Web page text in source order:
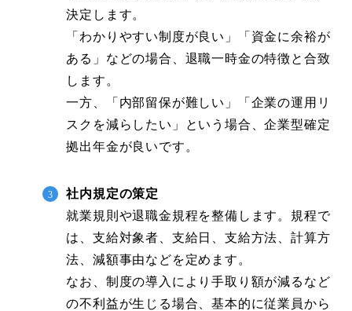
決定します。
「わかりやすい制度が良い」「資金に余裕が
ある」などの場合、退職一時金の特徴と合致
します。
一方、「内部留保が難しい」「企業の運用リ
スクを減らしたい」という場合、企業型確定
拠出年金が良いです。
社内規定の策定
就業規則や退職金規程を整備します。規程で
は、支給対象者、支給日、支給方法、計算方
法、減額事由などを定めます。
なお、制度の導入により手取り額が減るなど
の不利益が生じる場合、基本的に従業員から